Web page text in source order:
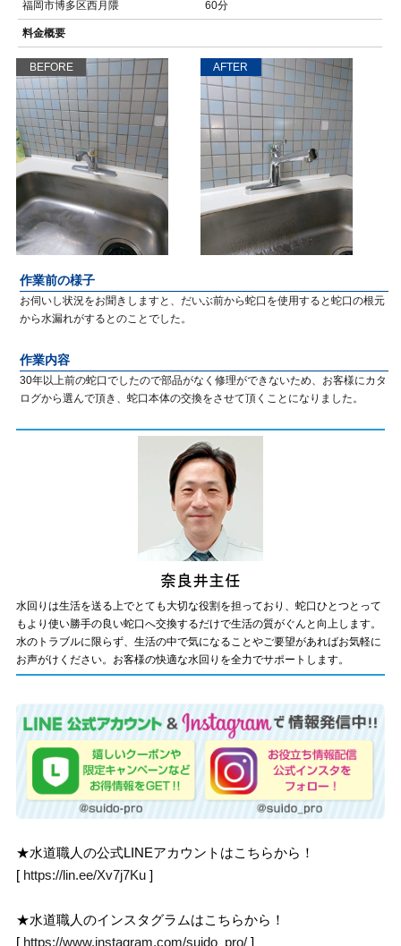
福岡市博多区西月隈
60分
料金概要
BEFORE AFTER
作業前の様子
お伺いし状況をお聞きしますと、だいぶ前から蛇口を使用すると蛇口の根元
から水漏れがするとのことでした。
作業内容
30年以上前の蛇口でしたので部品がなく修理ができないため、お客様にカタ
ログから選んで頂き、蛇口本体の交換をさせて頂くことになりました。
水回りは生活を送る上でとても大切な役割を担っており、蛇口ひとつとって
もより使い勝手の良い蛇口へ交換するだけで生活の質がぐんと向上します。
水のトラブルに限らず、生活の中で気になることやご要望があればお気軽に
お声がけください。お客様の快適な水回りを全力でサポートします。
★水道職人の公式LINEアカウントはこちらから！
[ https://lin.ee/Xv7j7Ku ]
★水道職人のインスタグラムはこちらから！
[ https://www.instagram.com/suido_pro/ ]